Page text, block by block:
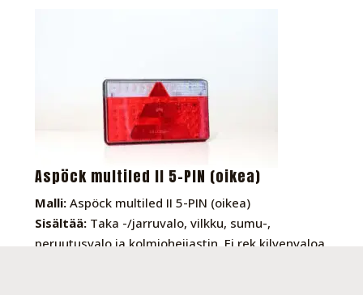
Aspöck multiled II 5-PIN (oikea)
Malli:Aspöck multiled II 5-PIN (oikea)
Sisältää:Taka -/jarruvalo, vilkku, sumu-,
peruutusvalo ja kolmioheijastin. Ei rek.kilvenvaloa